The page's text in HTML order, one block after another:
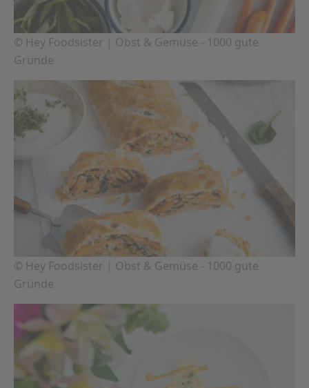
© Hey Foodsister | Obst & Gemüse - 1000 gute
Gründe
© Hey Foodsister | Obst & Gemüse - 1000 gute
Gründe